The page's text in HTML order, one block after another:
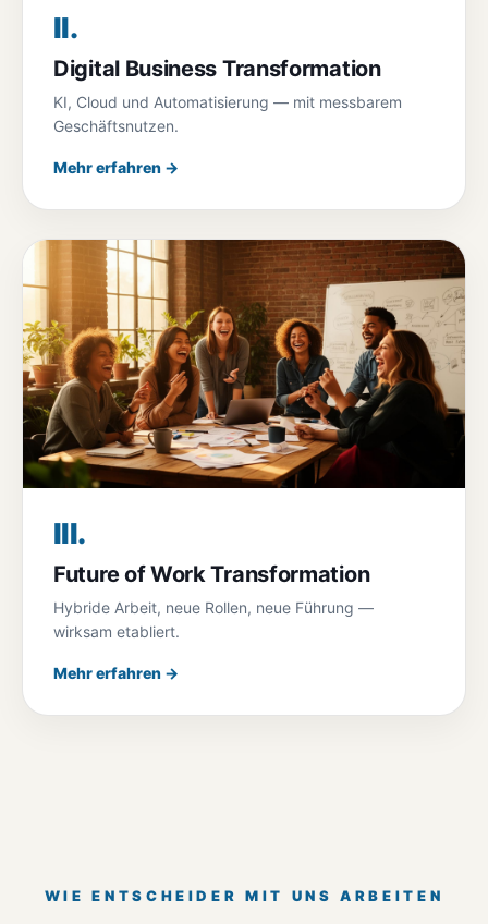
II.
Digital Business Transformation
KI, Cloud und Automatisierung — mit messbarem
Geschäftsnutzen.
Mehr erfahren →
III.
Future of Work Transformation
Hybride Arbeit, neue Rollen, neue Führung —
wirksam etabliert.
Mehr erfahren →
WIE ENTSCHEIDER MIT UNS ARBEITEN